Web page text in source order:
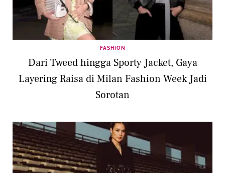
FASHION
Dari Tweed hingga Sporty Jacket, Gaya
Layering Raisa di Milan Fashion Week Jadi
Sorotan